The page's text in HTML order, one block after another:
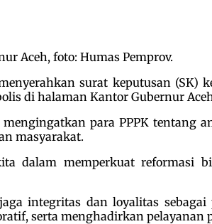
Aceh, foto: Humas Pemprov.
surat keputusan (SK)
di halaman Kantor Gubernur
para PPPK tentang
masyarakat.
dalam memperkuat reformasi
integritas dan loyalitas
serta menghadirkan pelayanan